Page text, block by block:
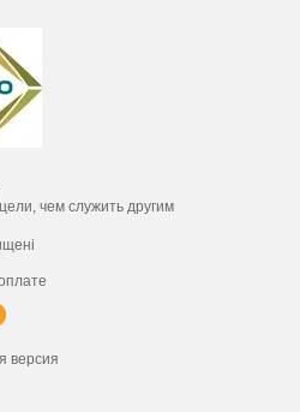
чем служить другим
версия